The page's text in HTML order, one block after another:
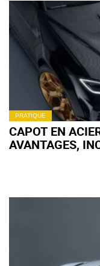
PRATIQUE
CAPOT EN
AVANTAGES,